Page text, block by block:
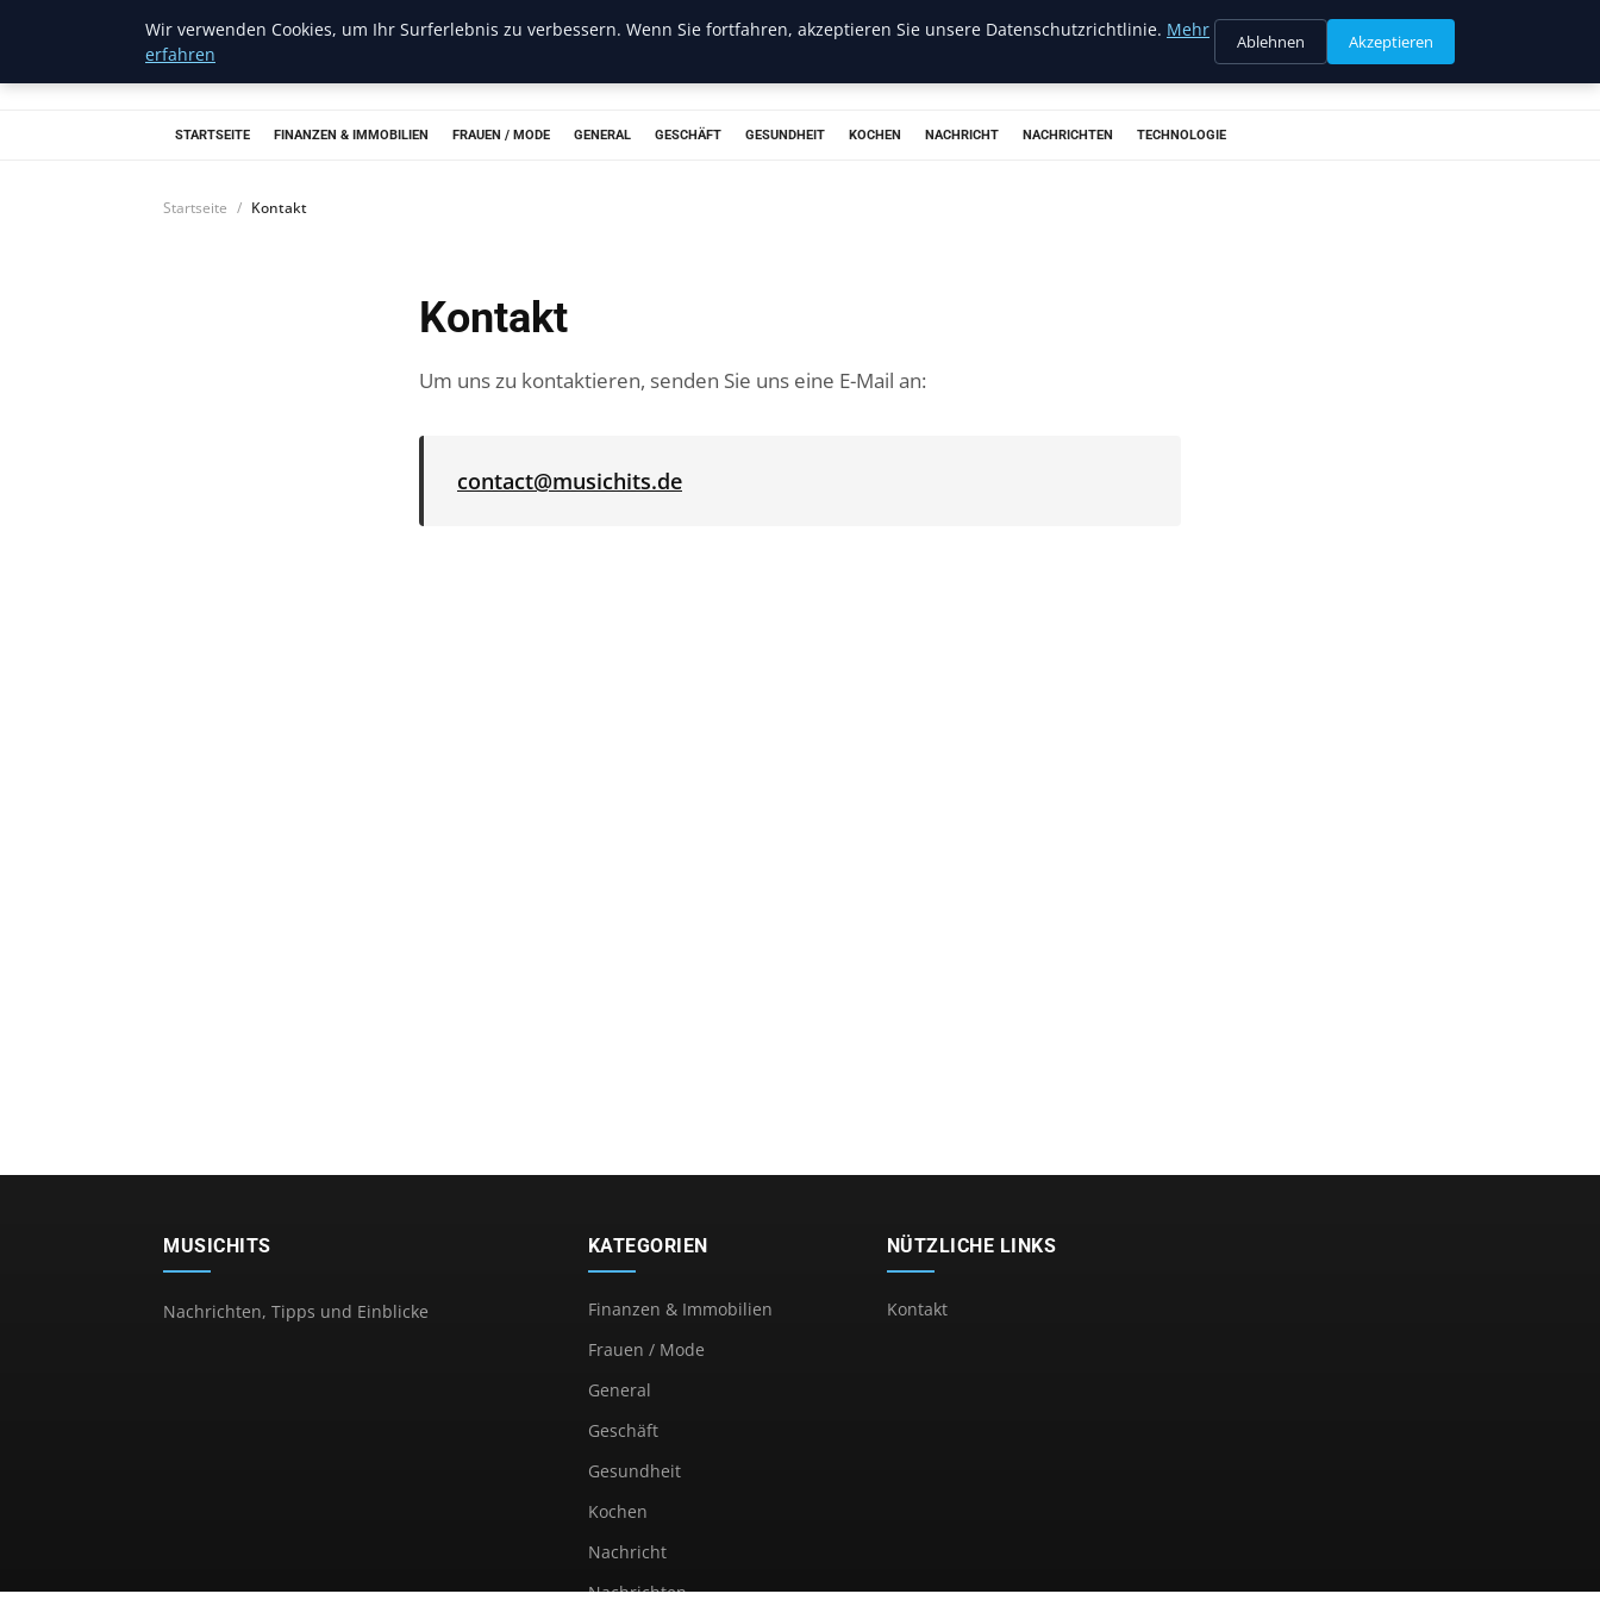
Musichits
STARTSEITE FINANZEN & IMMOBILIEN FRAUEN / MODE GENERAL GESCHÄFT GESUNDHEIT KOCHEN NACHRICHT NACHRICHTEN TECHNOLOGIE
Startseite Kontakt
Kontakt
Um uns zu kontaktieren, senden Sie uns eine E-Mail an:
contact@musichits.de
MUSICHITS
Nachrichten, Tipps und Einblicke
KATEGORIEN
Finanzen & Immobilien
Frauen / Mode
General
Geschäft
Gesundheit
Kochen
Nachricht
Nachrichten
NÜTZLICHE LINKS
Kontakt
Wir verwenden Cookies, um Ihr Surferlebnis zu verbessern. Wenn Sie fortfahren, akzeptieren Sie unsere Datenschutzrichtlinie. Mehr
erfahren
Ablehnen Akzeptieren